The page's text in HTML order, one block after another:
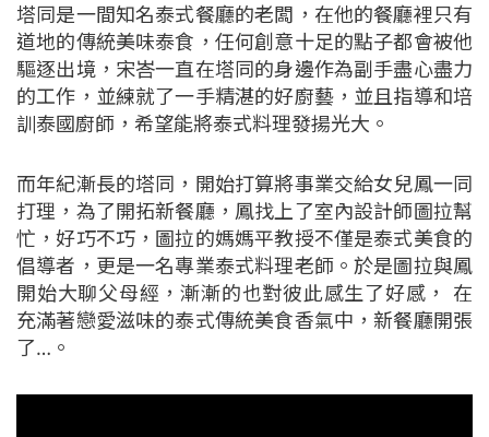
塔同是一間知名泰式餐廳的老闆，在他的餐廳裡只有
道地的傳統美味泰食，任何創意十足的點子都會被他
驅逐出境，宋峇一直在塔同的身邊作為副手盡心盡力
的工作，並練就了一手精湛的好廚藝，並且指導和培
訓泰國廚師，希望能將泰式料理發揚光大。
而年紀漸長的塔同，開始打算將事業交給女兒鳳一同
打理，為了開拓新餐廳，鳳找上了室內設計師圖拉幫
忙，好巧不巧，圖拉的媽媽平教授不僅是泰式美食的
倡導者，更是一名專業泰式料理老師。於是圖拉與鳳
開始大聊父母經，漸漸的也對彼此感生了好感， 在
充滿著戀愛滋味的泰式傳統美食香氣中，新餐廳開張
了…。